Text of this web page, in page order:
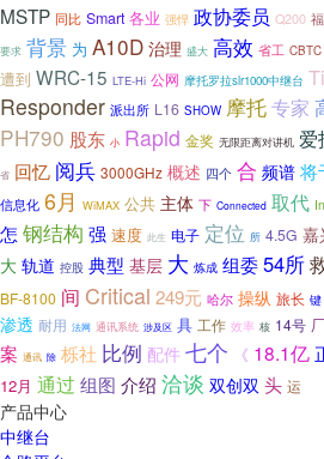
MSTP 同比 Smart 各业 强悍 政协委员 Q200
要求 背景 为 A10D 治理 盛大 高效 省工 CBTC
遭到 WRC-15 LTE-Hi 公网 摩托罗拉slr1000中继台
Responder 派出所 L16 SHOW 摩托专家
PH790 股东 小 Rapid 金奖 无限距离对讲机 爱
省 回忆 阅兵 3000GHz 概述 四个 合 频谱 将
信息化 6月 WiMAX 公共 主体 下 Connected 取代
怎 钢结构 强 速度 此生 电子 定位 所 4.5G 嘉
大 轨道 控股 典型 基层 大 炼成 组委54所
BF-8100 间 Critical 249元 哈尔 操纵 旅长 键
渗透 耐用 法网 通讯系统 涉及区 具 工作 效率 核 14号
案 通讯 除 栎社 比例 配件 七个 《 18.1亿
12月 通过 组图 介绍 洽谈 双创双 头 运
产品中心
中继台